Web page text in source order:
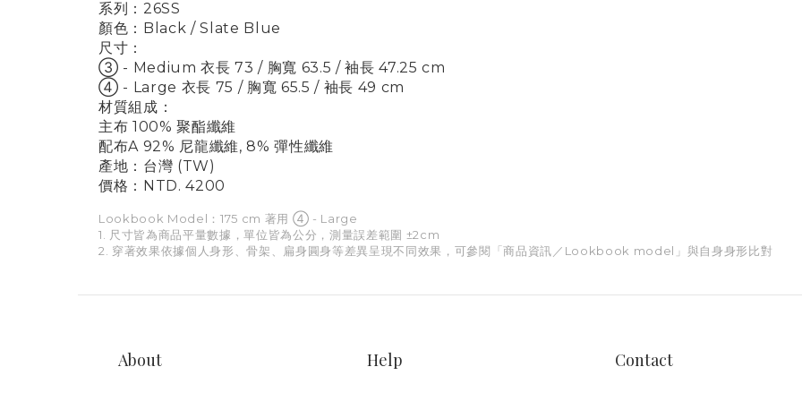
系列：26SS
顏色：Black / Slate Blue
尺寸：
③ - Medium 衣長 73 / 胸寬 63.5 / 袖長 47.25 cm
④ - Large 衣長 75 / 胸寬 65.5 / 袖長 49 cm
材質組成：
主布 100% 聚酯纖維
配布A 92% 尼龍纖維, 8% 彈性纖維
產地：台灣 (TW)
價格：NTD. 4200
Lookbook Model：175 cm 著用 ④ - Large
1. 尺寸皆為商品平量數據，單位皆為公分，測量誤差範圍 ±2cm
2. 穿著效果依據個人身形、骨架、扁身圓身等差異呈現不同效果，可參閱「商品資訊／Lookbook model」與自身身形比對
About Help Contact